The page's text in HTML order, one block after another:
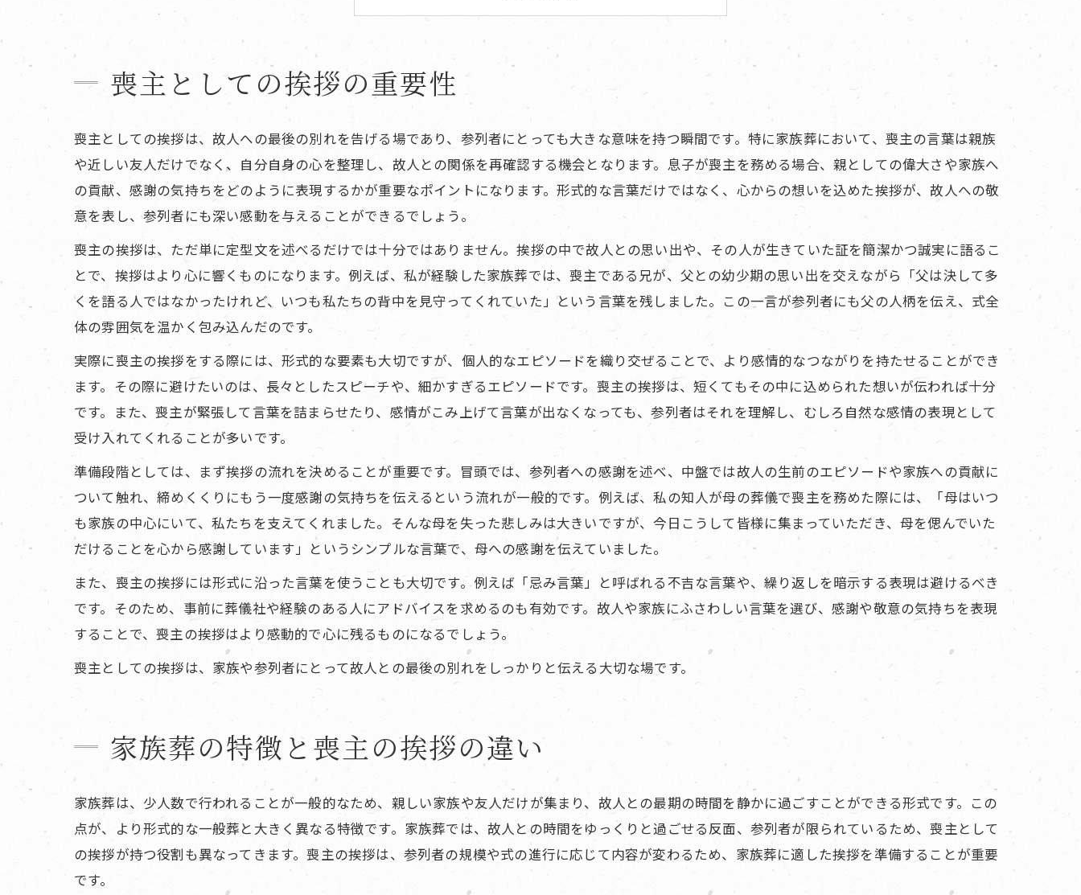
失敗しないための準備と練習のポイント
心を込めた挨拶がもたらす影響
よくある質問
寺院概要
喪主としての挨拶の重要性
喪主としての挨拶は、故人への最後の別れを告げる場であり、参列者にとっても大きな意味を持つ瞬間です。特に家族葬において、喪主の言葉は親族
や近しい友人だけでなく、自分自身の心を整理し、故人との関係を再確認する機会となります。息子が喪主を務める場合、親としての偉大さや家族へ
の貢献、感謝の気持ちをどのように表現するかが重要なポイントになります。形式的な言葉だけではなく、心からの想いを込めた挨拶が、故人への敬
意を表し、参列者にも深い感動を与えることができるでしょう。
喪主の挨拶は、ただ単に定型文を述べるだけでは十分ではありません。挨拶の中で故人との思い出や、その人が生きていた証を簡潔かつ誠実に語るこ
とで、挨拶はより心に響くものになります。例えば、私が経験した家族葬では、喪主である兄が、父との幼少期の思い出を交えながら「父は決して多
くを語る人ではなかったけれど、いつも私たちの背中を見守ってくれていた」という言葉を残しました。この一言が参列者にも父の人柄を伝え、式全
体の雰囲気を温かく包み込んだのです。
実際に喪主の挨拶をする際には、形式的な要素も大切ですが、個人的なエピソードを織り交ぜることで、より感情的なつながりを持たせることができ
ます。その際に避けたいのは、長々としたスピーチや、細かすぎるエピソードです。喪主の挨拶は、短くてもその中に込められた想いが伝われば十分
です。また、喪主が緊張して言葉を詰まらせたり、感情がこみ上げて言葉が出なくなっても、参列者はそれを理解し、むしろ自然な感情の表現として
受け入れてくれることが多いです。
準備段階としては、まず挨拶の流れを決めることが重要です。冒頭では、参列者への感謝を述べ、中盤では故人の生前のエピソードや家族への貢献に
ついて触れ、締めくくりにもう一度感謝の気持ちを伝えるという流れが一般的です。例えば、私の知人が母の葬儀で喪主を務めた際には、「母はいつ
も家族の中心にいて、私たちを支えてくれました。そんな母を失った悲しみは大きいですが、今日こうして皆様に集まっていただき、母を偲んでいた
だけることを心から感謝しています」というシンプルな言葉で、母への感謝を伝えていました。
また、喪主の挨拶には形式に沿った言葉を使うことも大切です。例えば「忌み言葉」と呼ばれる不吉な言葉や、繰り返しを暗示する表現は避けるべき
です。そのため、事前に葬儀社や経験のある人にアドバイスを求めるのも有効です。故人や家族にふさわしい言葉を選び、感謝や敬意の気持ちを表現
することで、喪主の挨拶はより感動的で心に残るものになるでしょう。
喪主としての挨拶は、家族や参列者にとって故人との最後の別れをしっかりと伝える大切な場です。
家族葬の特徴と喪主の挨拶の違い
家族葬は、少人数で行われることが一般的なため、親しい家族や友人だけが集まり、故人との最期の時間を静かに過ごすことができる形式です。この
点が、より形式的な一般葬と大きく異なる特徴です。家族葬では、故人との時間をゆっくりと過ごせる反面、参列者が限られているため、喪主として
の挨拶が持つ役割も異なってきます。喪主の挨拶は、参列者の規模や式の進行に応じて内容が変わるため、家族葬に適した挨拶を準備することが重要
です。